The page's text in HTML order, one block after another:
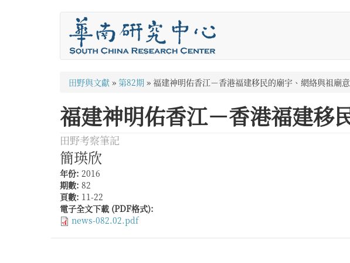
您
在
這
裡
田野與文獻 » 第82期 » 福建神明佑香江－香港福建移民的廟宇、網絡與祖廟
福建神明佑香江－香港福建移
田野考察筆記
簡瑛欣
年份: 2016
期數: 82
頁數: 11-22
電子全文下載 (PDF格式):
news-082.02.pdf